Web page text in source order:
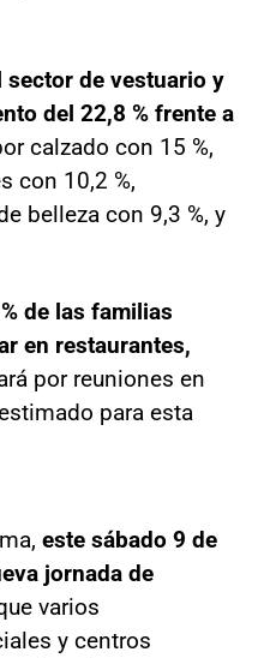
sector de vestuario y
del 22,8 % frente a
calzado con 15 %,
con 10,2 %,
belleza con 9,3 %, y
de las familias
en restaurantes,
por reuniones en
para esta
este sábado 9 de
jornada de
varios
y centros